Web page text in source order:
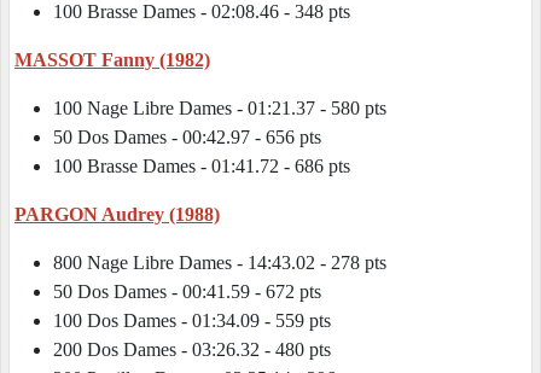
100 Brasse Dames - 02:08.46 - 348 pts
MASSOT Fanny (1982)
100 Nage Libre Dames - 01:21.37 - 580 pts
50 Dos Dames - 00:42.97 - 656 pts
100 Brasse Dames - 01:41.72 - 686 pts
PARGON Audrey (1988)
800 Nage Libre Dames - 14:43.02 - 278 pts
50 Dos Dames - 00:41.59 - 672 pts
100 Dos Dames - 01:34.09 - 559 pts
200 Dos Dames - 03:26.32 - 480 pts